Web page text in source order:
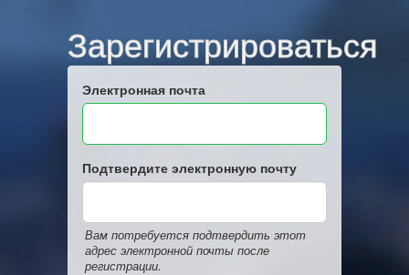
Зарегистрироваться
Электронная почта
Подтвердите электронную почту
Вам потребуется подтвердить этот
адрес электронной почты после
регистрации.